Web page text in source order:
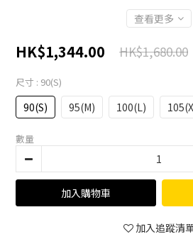
查看更多
HK$1,344.00 HK$1,680.00
尺寸 : 90(S)
90(S) 95(M) 100(L)
數量
加入購物車
加入追蹤清